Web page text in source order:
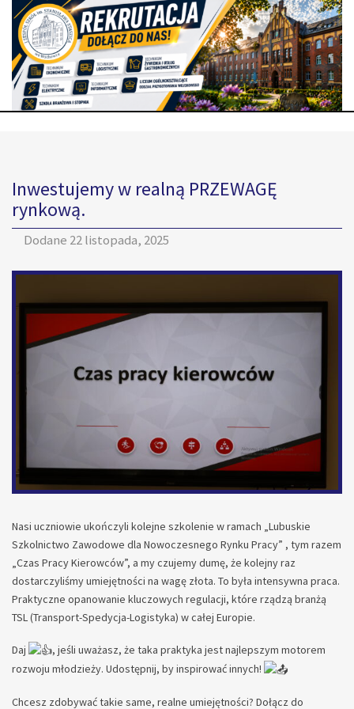
Inwestujemy w realną PRZEWAGĘ
rynkową.
Dodane 22 listopada, 2025
Nasi uczniowie ukończyli kolejne szkolenie w ramach „Lubuskie
Szkolnictwo Zawodowe dla Nowoczesnego Rynku Pracy” , tym razem
„Czas Pracy Kierowców”, a my czujemy dumę, że kolejny raz
dostarczyliśmy umiejętności na wagę złota. To była intensywna praca.
Praktyczne opanowanie kluczowych regulacji, które rządzą branżą
TSL (Transport-Spedycja-Logistyka) w całej Europie.
Daj
, jeśli uważasz, że taka praktyka jest najlepszym motorem
rozwoju młodzieży. Udostępnij, by inspirować innych!
Chcesz zdobywać takie same, realne umiejętności? Dołącz do